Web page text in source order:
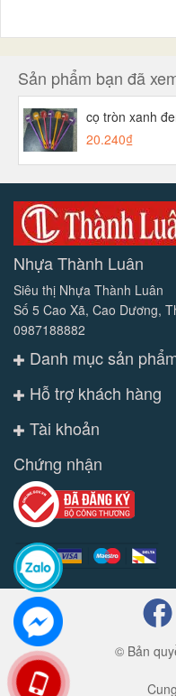
Sản phẩm bạn đã
cọ tròn xanh
20.240₫
Nhựa Thành Luân
Siêu thị Nhựa Thành Luân
Số 5 Cao Xã, Cao Dương,
0987188882
Danh mục sản
Hỗ trợ khách hàng
Tài khoản
Chứng nhận
© Bản